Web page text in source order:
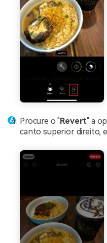
Procure o "Revert" a
canto superior direito,